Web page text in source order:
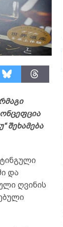
შეხამება
და
ღვინის